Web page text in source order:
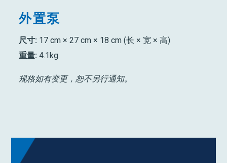
外置泵
尺寸: 17 cm × 27 cm × 18 cm (长 × 宽 × 高)
重量: 4.1kg
规格如有变更，恕不另行通知。